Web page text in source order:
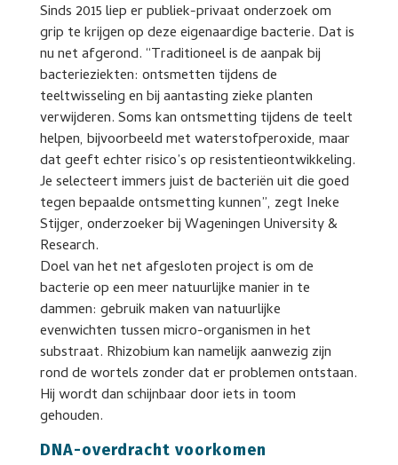
Sinds 2015 liep er publiek-privaat onderzoek om
grip te krijgen op deze eigenaardige bacterie. Dat is
nu net afgerond. “Traditioneel is de aanpak bij
bacterieziekten: ontsmetten tijdens de
teeltwisseling en bij aantasting zieke planten
verwijderen. Soms kan ontsmetting tijdens de teelt
helpen, bijvoorbeeld met waterstofperoxide, maar
dat geeft echter risico’s op resistentieontwikkeling.
Je selecteert immers juist de bacteriën uit die goed
tegen bepaalde ontsmetting kunnen”, zegt Ineke
Stijger, onderzoeker bij Wageningen University &
Research.
Doel van het net afgesloten project is om de
bacterie op een meer natuurlijke manier in te
dammen: gebruik maken van natuurlijke
evenwichten tussen micro-organismen in het
substraat. Rhizobium kan namelijk aanwezig zijn
rond de wortels zonder dat er problemen ontstaan.
Hij wordt dan schijnbaar door iets in toom
gehouden.
DNA-overdracht voorkomen